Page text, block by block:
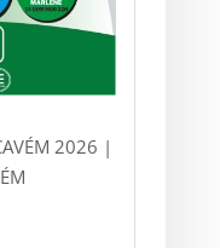
2026 |